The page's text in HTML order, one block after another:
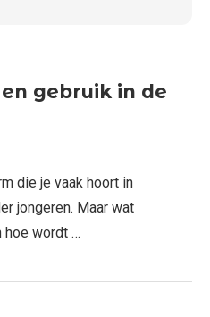
gebruik in de
die je vaak hoort in
jongeren. Maar wat
hoe wordt …